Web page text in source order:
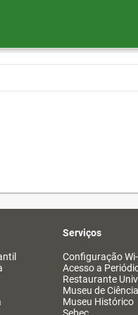
Serviços
Configuração
Acesso a
Restaurante
Museu de Ciência
Museu Histórico